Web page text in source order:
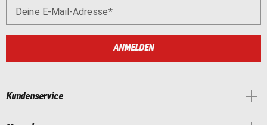
Deine E-Mail-Adresse
ANMELDEN
Kundenservice